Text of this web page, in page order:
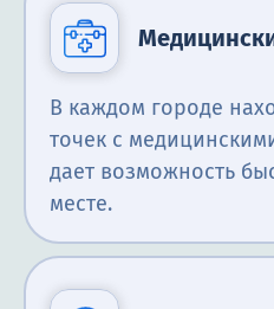
В каждом городе
точек с
дает возможность
месте.